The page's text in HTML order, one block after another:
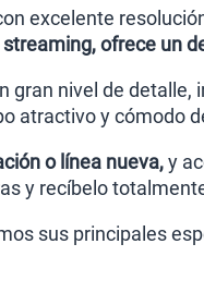
excelente
ofrece un
nivel de detalle,
atractivo y cómodo
o línea nueva,y
y recíbelo
sus principales